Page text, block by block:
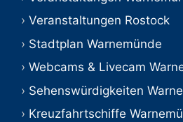
Veranstaltungen Rostock
Stadtplan Warnemünde
Webcams & Livecam
Sehenswürdigkeiten
Kreuzfahrtschiffe